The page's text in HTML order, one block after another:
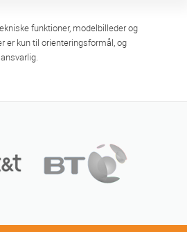
funktioner, modelbilleder og
er kun til orienteringsformål, og